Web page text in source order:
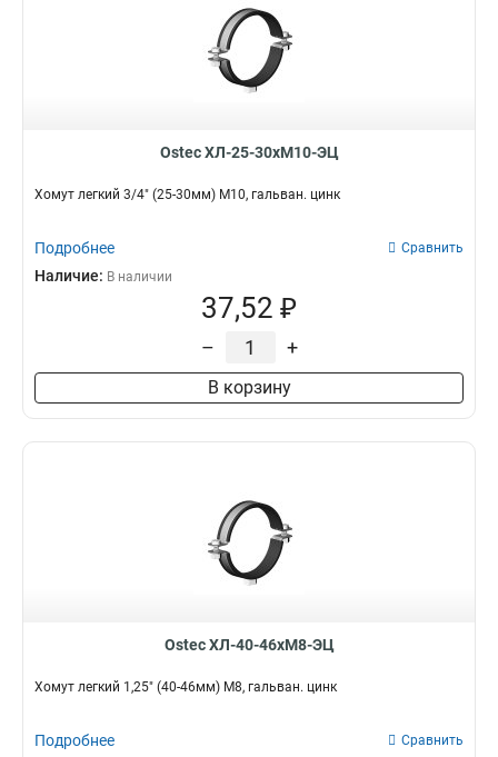
Ostec ХЛ-25-30хМ10-ЭЦ
Хомут легкий 3/4" (25-30мм) М10, гальван. цинк
Подробнее Сравнить
Наличие: В наличии
37,52 ₽
– +
В корзину
Ostec ХЛ-40-46хМ8-ЭЦ
Хомут легкий 1,25" (40-46мм) М8, гальван. цинк
Подробнее Сравнить